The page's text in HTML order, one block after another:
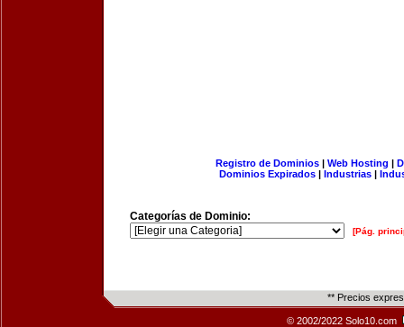
Registro de Dominios| Web Hosting |
Dominios Expirados | Industrias |
Categorías de Dominio:
[Pág.
** Precios
© 2002/2022 Solo10.com